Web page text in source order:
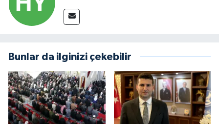
Bunlar da ilginizi çekebilir